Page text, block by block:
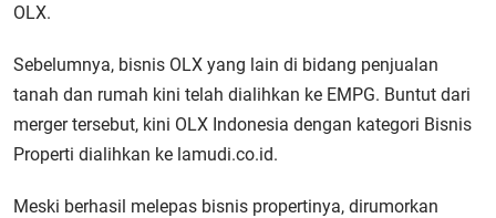
OLX.
Sebelumnya, bisnis OLX yang lain di bidang penjualan
tanah dan rumah kini telah dialihkan ke EMPG. Buntut dari
merger tersebut, kini OLX Indonesia dengan kategori Bisnis
Properti dialihkan ke lamudi.co.id.
Meski berhasil melepas bisnis propertinya, dirumorkan